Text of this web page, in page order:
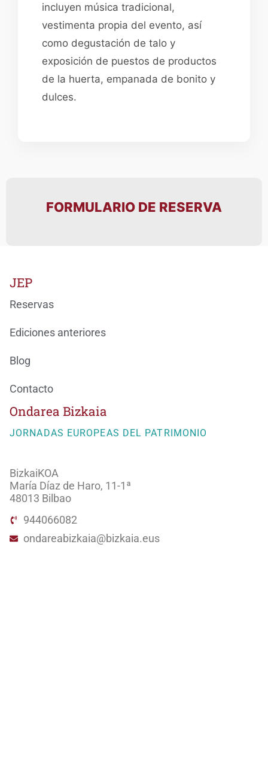
incluyen música tradicional,
vestimenta propia del evento, así
como degustación de talo y
exposición de puestos de productos
de la huerta, empanada de bonito y
dulces.
FORMULARIO DE RESERVA
Ondarea Bizkaia
JORNADAS EUROPEAS DEL PATRIMONIO
BizkaiKOA
María Díaz de Haro, 11-1ª
48013 Bilbao
944066082
ondareabizkaia@bizkaia.eus
JEP
Reservas
Ediciones anteriores
Blog
Contacto